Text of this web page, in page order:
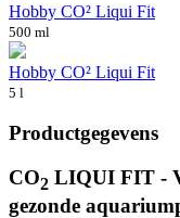
Hobby CO² Liqui Fit
500 ml
Hobby CO² Liqui Fit
5 l
Productgegevens
CO2 LIQUI FIT -
gezonde